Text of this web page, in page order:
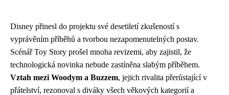
Disney přinesl do projektu své desetiletí zkušeností s
vyprávěním příběhů a tvorbou nezapomenutelných postav.
Scénář Toy Story prošel mnoha revizemi, aby zajistil, že
technologická novinka nebude zastíněna slabým příběhem.
Vztah mezi Woodym a Buzzem, jejich rivalita přerůstající v
přátelství, rezonoval s diváky všech věkových kategorií a